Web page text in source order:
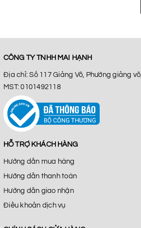
CÔNG TY TNHH MAI HẠNH
Địa chỉ: Số 117 Giảng Võ, Phường giảng
MST: 0101492118
HỖ TRỢ KHÁCH HÀNG
Hướng dẫn mua hàng
Hướng dẫn thanh toán
Hướng dẫn giao nhận
Điều khoản dịch vụ